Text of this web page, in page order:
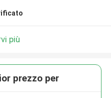
più
prezzo per